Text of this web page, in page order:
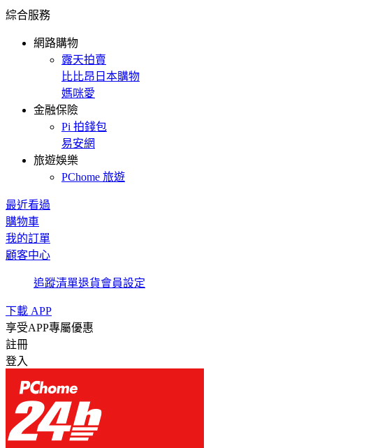
綜合服務
網路購物
露天拍賣
比比昂日本購物
媽咪愛
金融保險
Pi 拍錢包
易安網
旅遊娛樂
PChome 旅遊
最近看過
購物車
我的訂單
顧客中心
追蹤清單退貨會員設定
下載 APP
享受APP專屬優惠
註冊
登入